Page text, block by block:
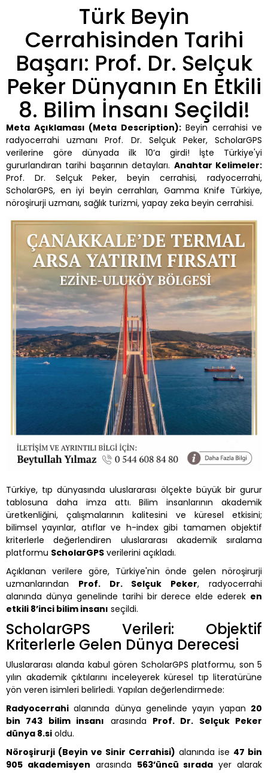
Türk Beyin
Cerrahisinden Tarihi
Başarı: Prof. Dr. Selçuk
Peker Dünyanın En Etkili
8. Bilim İnsanı Seçildi!
Meta Açıklaması (Meta Description):Beyin cerrahisi ve
radyocerrahi uzmanı Prof. Dr. Selçuk Peker, ScholarGPS
verilerine göre dünyada ilk 10’a girdi! İşte Türkiye'yi
gururlandıran tarihi başarının detayları. Anahtar Kelimeler:
Prof. Dr. Selçuk Peker, beyin cerrahisi, radyocerrahi,
ScholarGPS, en iyi beyin cerrahları, Gamma Knife Türkiye,
nöroşirurji uzmanı, sağlık turizmi, yapay zeka beyin cerrahisi.
Türkiye, tıp dünyasında uluslararası ölçekte büyük bir gurur
tablosuna daha imza attı. Bilim insanlarının akademik
üretkenliğini, çalışmalarının kalitesini ve küresel etkisini;
bilimsel yayınlar, atıflar ve h-index gibi tamamen objektif
kriterlerle değerlendiren uluslararası akademik sıralama
platformu ScholarGPS verilerini açıkladı.
Açıklanan verilere göre, Türkiye'nin önde gelen nöroşirurji
uzmanlarından Prof. Dr. Selçuk Peker, radyocerrahi
alanında dünya genelinde tarihi bir derece elde ederek en
etkili 8’inci bilim insanı seçildi.
ScholarGPS Verileri: Objektif
Kriterlerle Gelen Dünya Derecesi
Uluslararası alanda kabul gören ScholarGPS platformu, son 5
yılın akademik çıktılarını inceleyerek küresel tıp literatürüne
yön veren isimleri belirledi. Yapılan değerlendirmede:
Radyocerrahi alanında dünya genelinde yayın yapan 20
bin 743 bilim insanı arasında Prof. Dr. Selçuk Peker
dünya 8.si oldu.
Nöroşirurji (Beyin ve Sinir Cerrahisi) alanında ise 47 bin
905 akademisyen arasında 563’üncü sırada yer alarak